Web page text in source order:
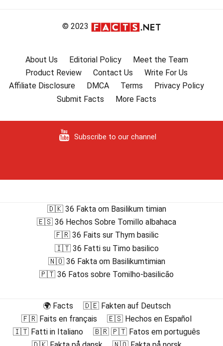
© 2023
About Us Editorial Policy
Meet the Team
Product Review
Contact Us
Write For Us
Affiliate Disclosure
DMCA Terms
Privacy Policy
Submit Facts
More Facts
Subscribe to our channel
🇩🇰 36 Fakta om Basilikum timian
🇪🇸 36 Hechos Sobre Tomillo albahaca
🇫🇷 36 Faits sur Thym basilic
🇮🇹 36 Fatti su Timo basilico
🇳🇴 36 Fakta om Basilikumtimian
🇵🇹 36 Fatos sobre Tomilho-basilicão
🌍 Facts
🇩🇪 Fakten auf Deutsch
🇫🇷 Faits en français
🇪🇸 Hechos en Español
🇮🇹 Fatti in Italiano
🇧🇷 🇵🇹 Fatos em português